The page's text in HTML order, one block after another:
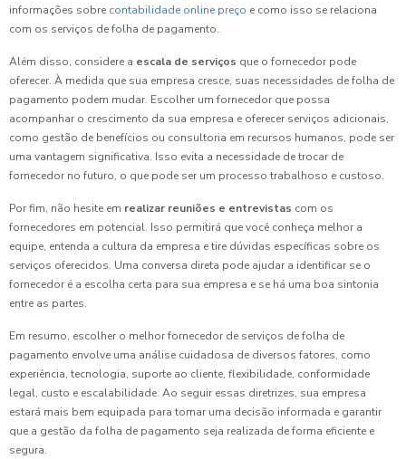
informações sobre contabilidade online preço e como isso se relaciona
com os serviços de folha de pagamento.
Além disso, considere a escala de serviços que o fornecedor pode
oferecer. À medida que sua empresa cresce, suas necessidades de folha de
pagamento podem mudar. Escolher um fornecedor que possa
acompanhar o crescimento da sua empresa e oferecer serviços adicionais,
como gestão de benefícios ou consultoria em recursos humanos, pode ser
uma vantagem significativa. Isso evita a necessidade de trocar de
fornecedor no futuro, o que pode ser um processo trabalhoso e custoso.
Por fim, não hesite em realizar reuniões e entrevistas com os
fornecedores em potencial. Isso permitirá que você conheça melhor a
equipe, entenda a cultura da empresa e tire dúvidas específicas sobre os
serviços oferecidos. Uma conversa direta pode ajudar a identificar se o
fornecedor é a escolha certa para sua empresa e se há uma boa sintonia
entre as partes.
Em resumo, escolher o melhor fornecedor de serviços de folha de
pagamento envolve uma análise cuidadosa de diversos fatores, como
experiência, tecnologia, suporte ao cliente, flexibilidade, conformidade
legal, custo e escalabilidade. Ao seguir essas diretrizes, sua empresa
estará mais bem equipada para tomar uma decisão informada e garantir
que a gestão da folha de pagamento seja realizada de forma eficiente e
segura.